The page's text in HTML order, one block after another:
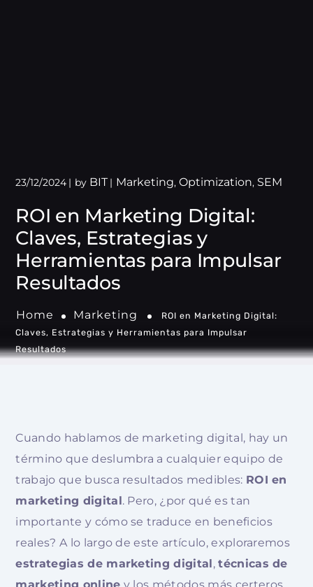
ROI en Marketing Digital:
Claves, Estrategias y
Herramientas para Impulsar
Resultados
Home Marketing
ROI en Marketing Digital:
Claves, Estrategias y Herramientas para Impulsar
Resultados
23/12/2024 by BIT Marketing, Optimization, SEM
Cuando hablamos de marketing digital, hay un
término que deslumbra a cualquier equipo de
trabajo que busca resultados medibles: ROI en
marketing digital. Pero, ¿por qué es tan
importante y cómo se traduce en beneficios
reales? A lo largo de este artículo, exploraremos
estrategias de marketing digital,técnicas de